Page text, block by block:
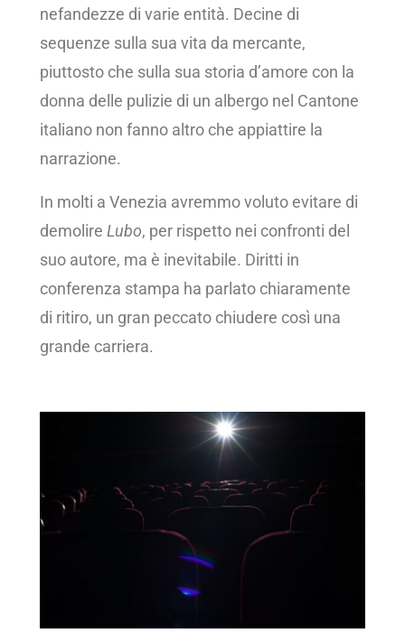
nefandezze di varie entità. Decine di
sequenze sulla sua vita da mercante,
piuttosto che sulla sua storia d’amore con la
donna delle pulizie di un albergo nel Cantone
italiano non fanno altro che appiattire la
narrazione.
In molti a Venezia avremmo voluto evitare di
demolire Lubo, per rispetto nei confronti del
suo autore, ma è inevitabile. Diritti in
conferenza stampa ha parlato chiaramente
di ritiro, un gran peccato chiudere così una
grande carriera.